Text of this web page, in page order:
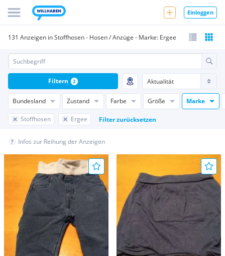
Einloggen
131 Anzeigen in Stoffhosen - Hosen / Anzüge - Marke: Ergee
Bundesland Zustand Farbe Größe Marke
Stoffhosen Ergee Filter zurücksetzen
Filtern 2
Infos zur Reihung der Anzeigen